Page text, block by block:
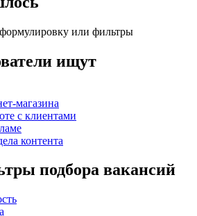
или фильтры
ищут
магазина
с клиентами
контента
подбора вакансий